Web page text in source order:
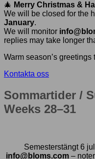
🎄 Merry Christmas &
We will be closed for the
January.
We will monitor
replies may take longer
Warm season’s greetings
Kontakta oss
Sommartider /
Weeks 28–31
Semesterstängt 6
info@bloms.com–